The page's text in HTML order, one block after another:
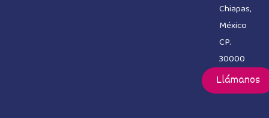
Chiapas,
México
CP.
30000
Llámanos